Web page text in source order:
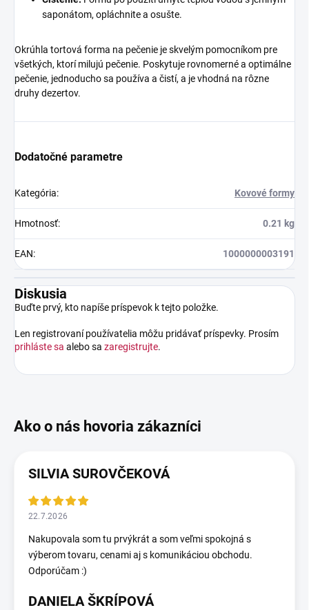
saponátom, opláchnite a osušte.
Okrúhla tortová forma na pečenie je skvelým pomocníkom pre
všetkých, ktorí milujú pečenie. Poskytuje rovnomerné a optimálne
pečenie, jednoducho sa používa a čistí, a je vhodná na rôzne
druhy dezertov.
Dodatočné parametre
Kategória: Kovové formy
Hmotnosť: 0.21 kg
EAN: 1000000003191
Diskusia
Buďte prvý, kto napíše príspevok k tejto položke.
Len registrovaní používatelia môžu pridávať príspevky. Prosím
prihláste sa alebo sa zaregistrujte.
SILVIA SUROVČEKOVÁ
22.7.2026
Nakupovala som tu prvýkrát a som veľmi spokojná s
výberom tovaru, cenami aj s komunikáciou obchodu.
Odporúčam :)
DANIELA ŠKRÍPOVÁ